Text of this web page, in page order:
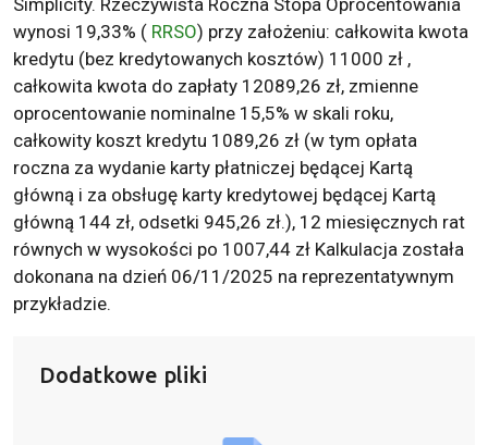
wynosi 19,33% ( RRSO) przy założeniu: całkowita kwota
kredytu (bez kredytowanych kosztów) 11000 zł ,
całkowita kwota do zapłaty 12089,26 zł, zmienne
oprocentowanie nominalne 15,5% w skali roku,
całkowity koszt kredytu 1089,26 zł (w tym opłata
roczna za wydanie karty płatniczej będącej Kartą
główną i za obsługę karty kredytowej będącej Kartą
główną 144 zł, odsetki 945,26 zł.), 12 miesięcznych rat
równych w wysokości po 1007,44 zł Kalkulacja została
dokonana na dzień 06/11/2025 na reprezentatywnym
przykładzie.
Dodatkowe pliki